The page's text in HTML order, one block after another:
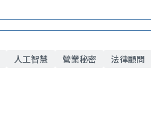
人工智慧 營業秘密 法律顧問